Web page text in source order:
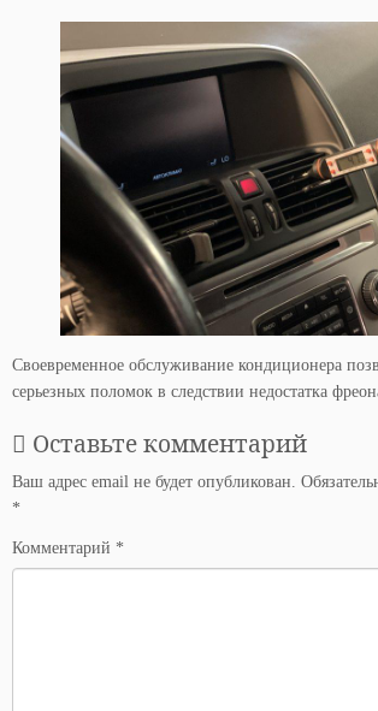
Своевременное обслуживание кондиционера
серьезных поломок в следствии недостатка
Оставьте комментарий
Ваш адрес email не будет опубликован.
*
Комментарий *